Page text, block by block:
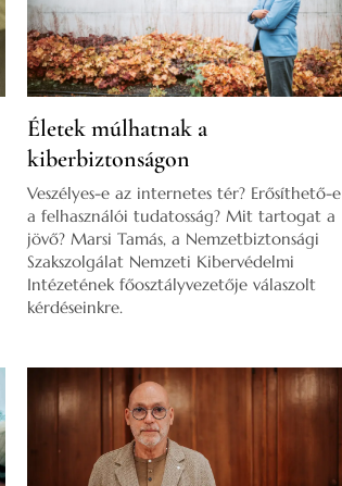
Életek múlhatnak a
kiberbiztonságon
Veszélyes-e az internetes tér? Erősíthető-e
a felhasználói tudatosság? Mit tartogat a
jövő? Marsi Tamás, a Nemzetbiztonsági
Szakszolgálat Nemzeti Kibervédelmi
Intézetének főosztályvezetője válaszolt
kérdéseinkre.